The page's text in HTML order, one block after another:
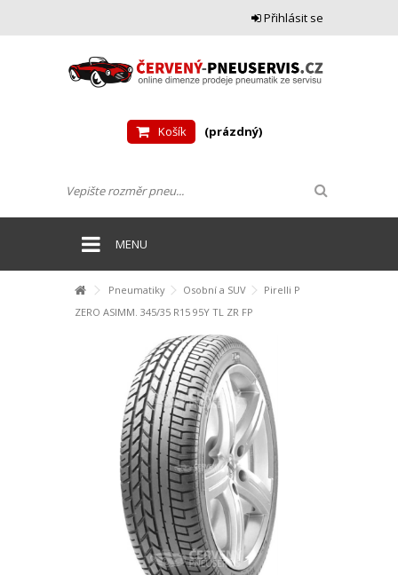
Přihlásit se
Košík (prázdný)
MENU
Pneumatiky Osobní a SUV
Pirelli P
ZERO ASIMM. 345/35 R15 95Y TL ZR FP